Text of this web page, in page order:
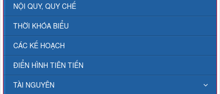
NỘI QUY, QUY CHẾ
THỜI KHÓA BIỂU
CÁC KẾ HOẠCH
ĐIỂN HÌNH TIÊN TIẾN
TÀI NGUYÊN